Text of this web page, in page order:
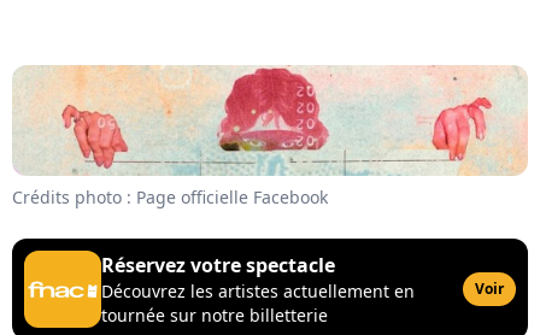
Crédits photo : Page officielle Facebook
Réservez votre spectacle
Découvrez les artistes actuellement en
tournée sur notre billetterie
Voir